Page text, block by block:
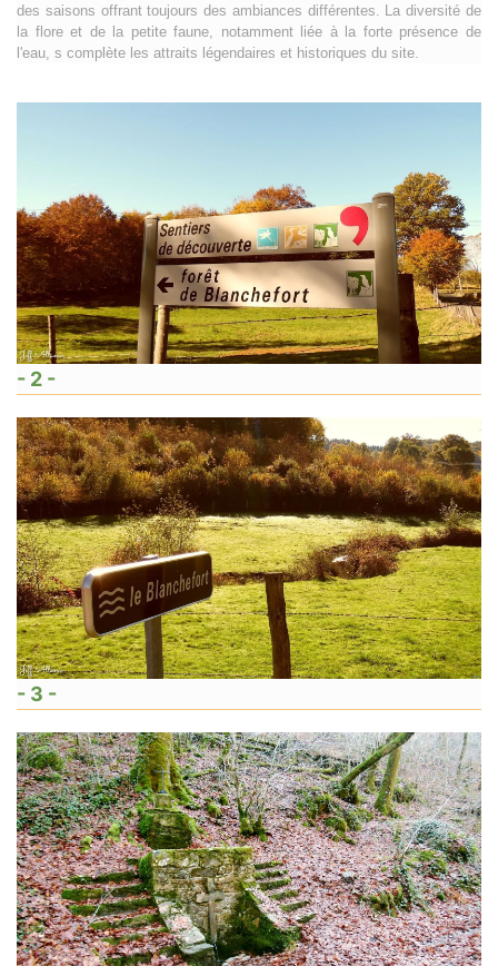
des saisons offrant toujours des ambiances différentes. La diversité de
la flore et de la petite faune, notamment liée à la forte présence de
l'eau, s complète les attraits légendaires et historiques du site.
- 2 -
- 3 -